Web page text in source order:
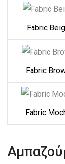
Fabric
Fabric
Fabric